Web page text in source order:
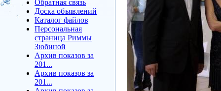
Обратная связь
Доска объявлений
Каталог файлов
Персональная
страница Риммы
Зюбиной
Архив показов за
201...
Архив показов за
201...